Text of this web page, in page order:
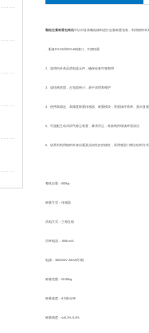
颗粒定量称重包装机可以对各类颗粒物料进行定量称重包装，利用物料
、配备RS232和RS485接口，方便拓展
2、选用内外高品质电器元件，确保设备可靠耐用
3、该结构坚固，占地面积小，易于清理和维护
4、使用高稳定、高精度称重传感器、称重模块；界面操作简单、显示直观
5、可选配主动式回气除尘装置，吸净浮尘，有效维持现场环境清洁
6、该系列利用物料本身自重及流动性好的物性，采用弧型门两次给料方
整机自重：800kg
称量方式：传感器
供电方式：三相五线
功率电流：.8/6Kw/A
电源：380/220V,50HZ(可调)
称量范围：50-90kg
称量速度：8-2袋/分钟
称量精度：≤±0.2%-0.4%